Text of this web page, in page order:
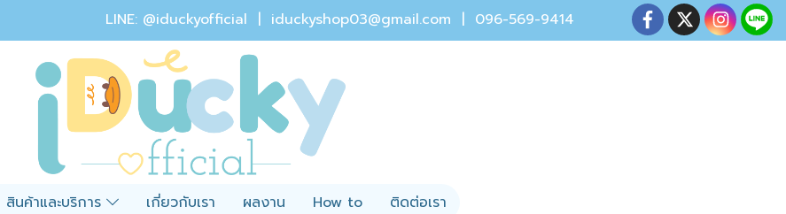
LINE: @iduckyofficial | iduckyshop03@gmail.com | 096-569-9414
สินค้าและบริการ เกี่ยวกับเรา ผลงาน How to ติดต่อเรา